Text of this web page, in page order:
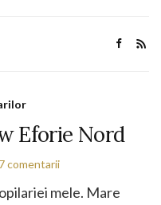
Eforie Nord
7 comentarii
mele. Mare